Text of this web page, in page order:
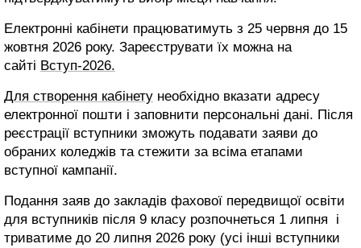
Електронні кабінети працюватимуть з 25 червня до 15
жовтня 2026 року. Зареєструвати їх можна на
сайті Вступ-2026.
Для створення кабінету необхідно вказати адресу
електронної пошти і заповнити персональні дані. Після
реєстрації вступники зможуть подавати заяви до
обраних коледжів та стежити за всіма етапами
вступної кампанії.
Подання заяв до закладів фахової передвищої освіти
для вступників після 9 класу розпочнеться 1 липня і
триватиме до 20 липня 2026 року (усі інші вступники